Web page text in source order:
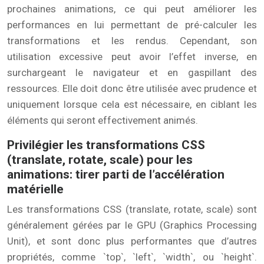
prochaines animations, ce qui peut améliorer les
performances en lui permettant de pré-calculer les
transformations et les rendus. Cependant, son
utilisation excessive peut avoir l’effet inverse, en
surchargeant le navigateur et en gaspillant des
ressources. Elle doit donc être utilisée avec prudence et
uniquement lorsque cela est nécessaire, en ciblant les
éléments qui seront effectivement animés.
Privilégier les transformations CSS
(translate, rotate, scale) pour les
animations: tirer parti de l’accélération
matérielle
Les transformations CSS (translate, rotate, scale) sont
généralement gérées par le GPU (Graphics Processing
Unit), et sont donc plus performantes que d’autres
propriétés, comme `top`, `left`, `width`, ou `height`.